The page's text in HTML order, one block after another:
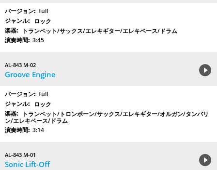
Full
ロック
トランペット/サックス/エレキギター/エレキベース/ドラム
3:45
AL-843 M-02
Groove Engine
Full
ロック
トランペット/トロンボーン/サックス/エレキギター/オルガン/タンバリ
ン/エレキベース/ドラム
3:14
AL-843 M-01
Sonic Lift-Off